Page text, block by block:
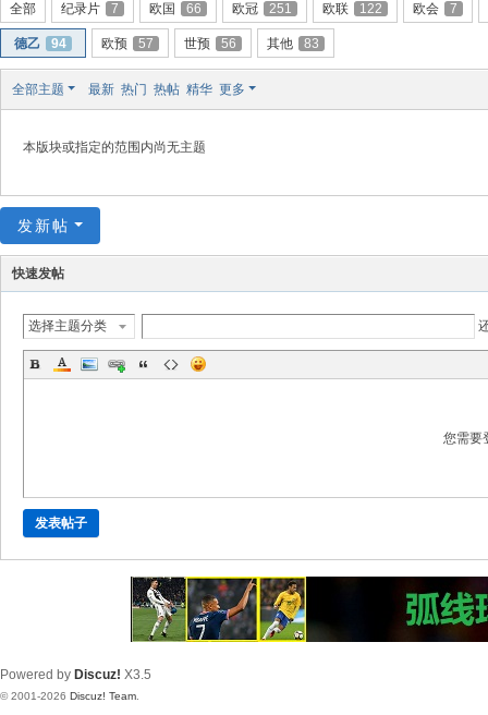
追
求
致
全部 纪录片 7 欧国 66 欧冠 251 欧联 122 欧会 7
德乙 94 欧预 57 世预 56 其他 83
全部主题 最新 热门 热帖 精华 更多
本版块或指定的范围内尚无主题
发新帖
快速发帖
选择主题分类
您需要
发表帖子
Powered by Discuz! X3.5
© 2001-2026 Discuz! Team